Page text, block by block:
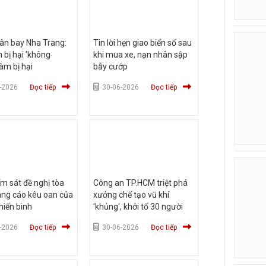
bay Nha Trang:
bị hại 'không
bị hại
Đọc tiếp
Tin lời hẹn giao biển số sau
khi mua xe, nạn nhân sập
bẫy cướp
30-06-2026 Đọc tiếp
sát đề nghị tòa
cáo kêu oan của
binh
Đọc tiếp
Công an TP.HCM triệt phá
xưởng chế tạo vũ khí
'khủng', khởi tố 30 người
30-06-2026 Đọc tiếp